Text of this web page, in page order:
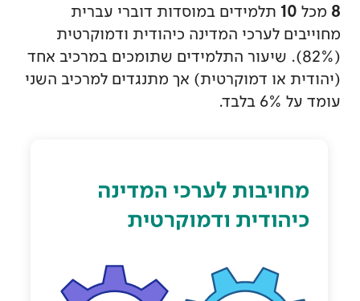
8 מכל 10 תלמידים במוסדות דוברי עברית
מחוייבים לערכי המדינה כיהודית ודמוקרטית
(82%). שיעור התלמידים שתומכים במרכיב אחד
(יהודית או דמוקרטית) אך מתנגדים למרכיב השני
עומד על 6% בלבד.